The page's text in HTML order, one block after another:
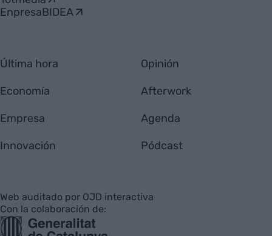
EnpresaBIDEA
Última hora
Economía
Empresa
Innovación
Opinión
Afterwork
Agenda
Pódcast
Web auditado por OJD interactiva
Con la colaboración de: